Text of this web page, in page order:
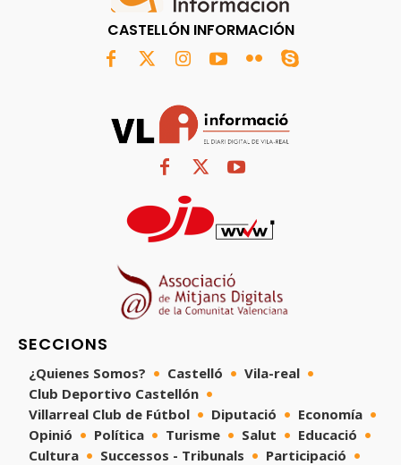
CASTELLÓN INFORMACIÓN
SECCIONS
¿Quienes Somos? Castelló
Vila-real
Club Deportivo Castellón
Villarreal Club de Fútbol
Diputació
Economía
Opinió
Política Turisme Salut
Educació
Cultura
Successos - Tribunals
Participació